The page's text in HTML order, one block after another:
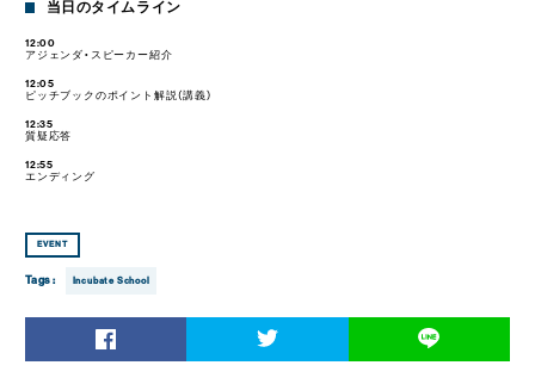
当日のタイムライン
12:00
アジェンダ・スピーカー紹介
12:05
ピッチブックのポイント解説（講義）
12:35
質疑応答
12:55
エンディング
EVENT
Tags : Incubate School